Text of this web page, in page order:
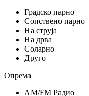
Градско парно
Сопствено парно
На струја
На дрва
Соларно
Друго
Опрема
AM/FM Радио